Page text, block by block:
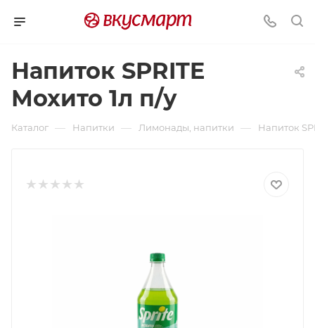
Напиток SPRITE
Мохито 1л п/у
Каталог — Напитки — Лимонады, напитки — Напиток